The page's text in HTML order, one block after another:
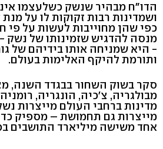
הדו"ח מבהיר שנשק כשלעצמו
ושמדינות רבות זקוקות לו על
כפי שהן מחוייבות לעשות על פי
מנסה להדגיש שזמינותו של נשק
- היא שמניחה אותו בידיהם של
ותורמת להיקף האלימות בעולם.
סקר בשוק השחור בבגדד השנה,
מייצרות גם תחמושת – מספיק
אחד משישה מיליארד התושבים